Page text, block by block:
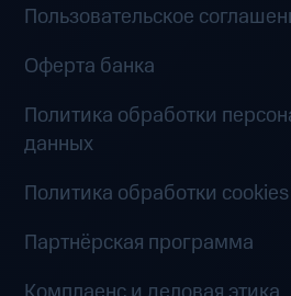
Пользовательское
Оферта банка
Политика обработки
данных
Политика обработки cookies
Партнёрская программа